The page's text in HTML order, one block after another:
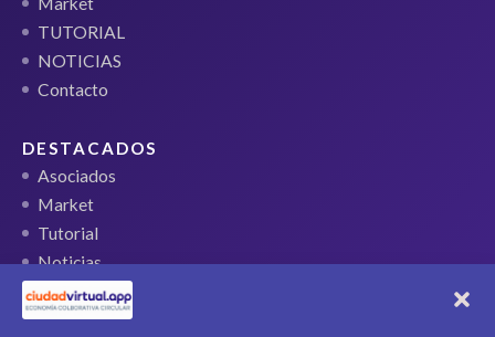
TUTORIAL
NOTICIAS
Contacto
DESTACADOS
Asociados
Market
Tutorial
Noticias
QR Ticket